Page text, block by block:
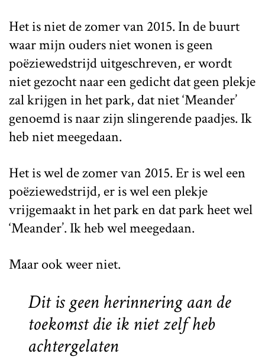
Het is niet de zomer van 2015. In de buurt
waar mijn ouders niet wonen is geen
poëziewedstrijd uitgeschreven, er wordt
niet gezocht naar een gedicht dat geen plekje
zal krijgen in het park, dat niet ‘Meander’
genoemd is naar zijn slingerende paadjes. Ik
heb niet meegedaan.
Het is wel de zomer van 2015. Er is wel een
poëziewedstrijd, er is wel een plekje
vrijgemaakt in het park en dat park heet wel
‘Meander’. Ik heb wel meegedaan.
Maar ook weer niet.
Dit is geen herinnering aan de
toekomst die ik niet zelf heb
achtergelaten